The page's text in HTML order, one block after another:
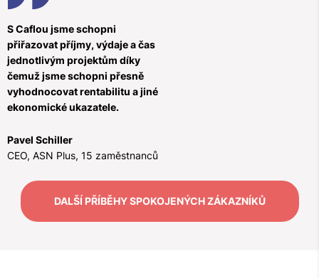
S Caflou jsme schopni
přiřazovat příjmy, výdaje a čas
jednotlivým projektům díky
čemuž jsme schopni přesně
vyhodnocovat rentabilitu a jiné
ekonomické ukazatele.
Pavel Schiller
CEO, ASN Plus, 15 zaměstnanců
DALŠÍ PŘÍBĚHY SPOKOJENÝCH ZÁKAZNÍKŮ